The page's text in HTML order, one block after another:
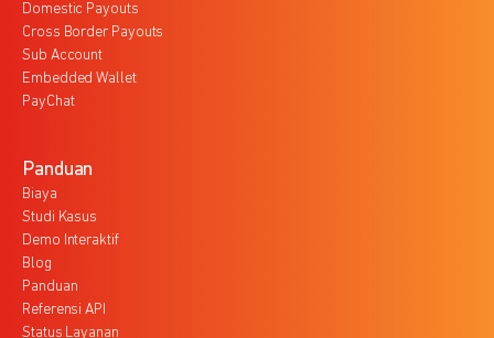
Domestic Payouts
Cross Border Payouts
Sub Account
Embedded Wallet
PayChat
Panduan
Biaya
Studi Kasus
Demo Interaktif
Blog
Panduan
Referensi API
Status Layanan